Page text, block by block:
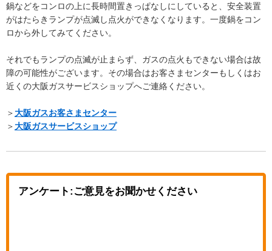
鍋などをコンロの上に長時間置きっぱなしにしていると、安全装置
がはたらきランプが点滅し点火ができなくなります。一度鍋をコン
ロから外してみてください。
それでもランプの点滅が止まらず、ガスの点火もできない場合は故
障の可能性がございます。その場合はお客さまセンターもしくはお
近くの大阪ガスサービスショップへご連絡ください。
＞大阪ガスお客さまセンター
＞大阪ガスサービスショップ
アンケート:ご意見をお聞かせください